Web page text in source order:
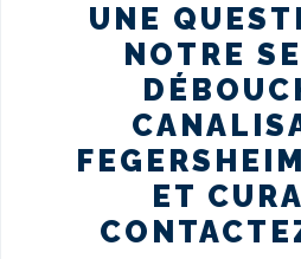
UNE
NOTRE
ET